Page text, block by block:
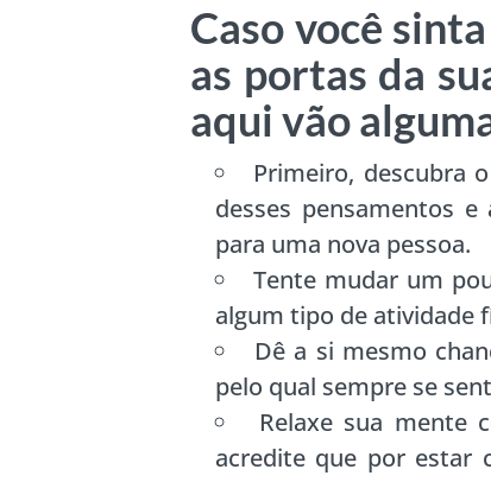
Caso você
as portas da
aqui vão
Primeiro, descubra
desses pensamentos
para uma nova pessoa.
Tente mudar um
algum tipo de atividade
Dê a si mesmo
pelo qual sempre se
Relaxe sua mente
acredite que por estar